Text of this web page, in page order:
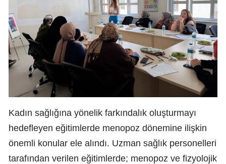
Kadın sağlığına yönelik farkındalık oluşturmayı
hedefleyen eğitimlerde menopoz dönemine ilişkin
önemli konular ele alındı. Uzman sağlık personelleri
tarafından verilen eğitimlerde; menopoz ve fizyolojik